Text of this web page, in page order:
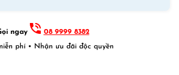
ngay
08 9999 8382
phí • Nhận ưu đãi độc quyền